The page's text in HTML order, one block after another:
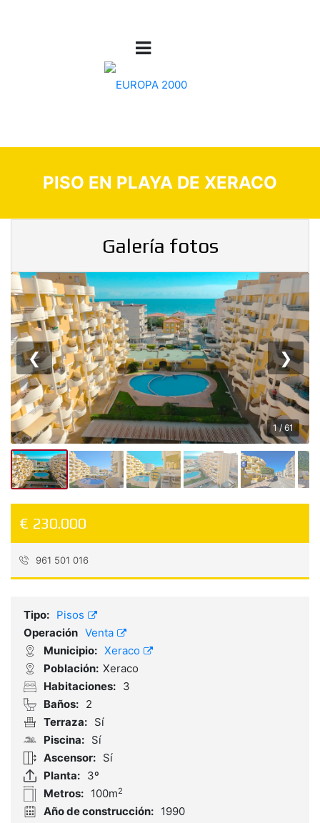
PISO EN PLAYA DE XERACO
Galería fotos
❮ ❯
1 / 61
€ 230.000
961 501 016
Tipo: Pisos
Operación Venta
Municipio: Xeraco
Población: Xeraco
Habitaciones: 3
Baños: 2
Terraza: Sí
Piscina: Sí
Ascensor: Sí
Planta: 3º
Metros: 100m2
Año de construcción: 1990